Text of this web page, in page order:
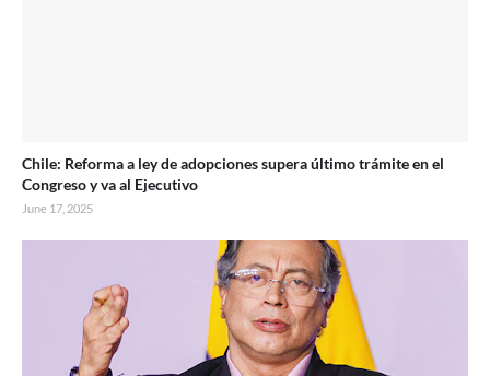
Chile: Reforma a ley de adopciones supera último trámite en el
Congreso y va al Ejecutivo
June 17, 2025